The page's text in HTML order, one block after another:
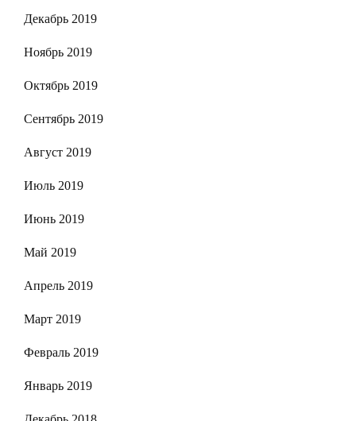
Декабрь 2019
Ноябрь 2019
Октябрь 2019
Сентябрь 2019
Август 2019
Июль 2019
Июнь 2019
Май 2019
Апрель 2019
Март 2019
Февраль 2019
Январь 2019